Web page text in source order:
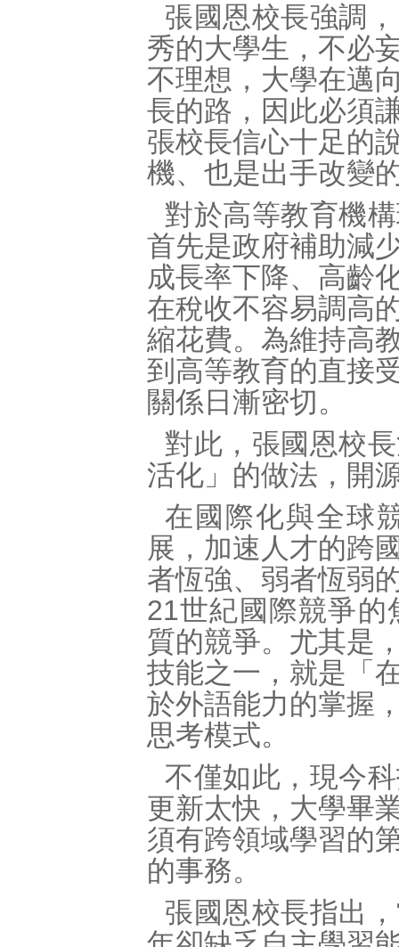
張國恩校長強調
秀的大學生，不必
不理想，大學在邁
長的路，因此必須
張校長信心十足的
機、也是出手改變
對於高等教育機
首先是政府補助減
成長率下降、高齡
在稅收不容易調高
縮花費。為維持高
到高等教育的直接
關係日漸密切。
對此，張國恩校
活化」的做法，開
在國際化與全球
展，加速人才的跨
者恆強、弱者恆弱
21世紀國際競爭的
質的競爭。尤其是
技能之一，就是「
於外語能力的掌握
思考模式。
不僅如此，現今
更新太快，大學畢
須有跨領域學習的
的事務。
張國恩校長指出